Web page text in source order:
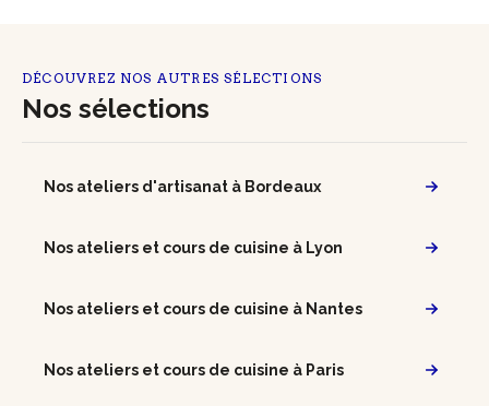
DÉCOUVREZ NOS AUTRES SÉLECTIONS
Nos sélections
Nos ateliers d'artisanat à Bordeaux
Nos ateliers et cours de cuisine à Lyon
Nos ateliers et cours de cuisine à Nantes
Nos ateliers et cours de cuisine à Paris